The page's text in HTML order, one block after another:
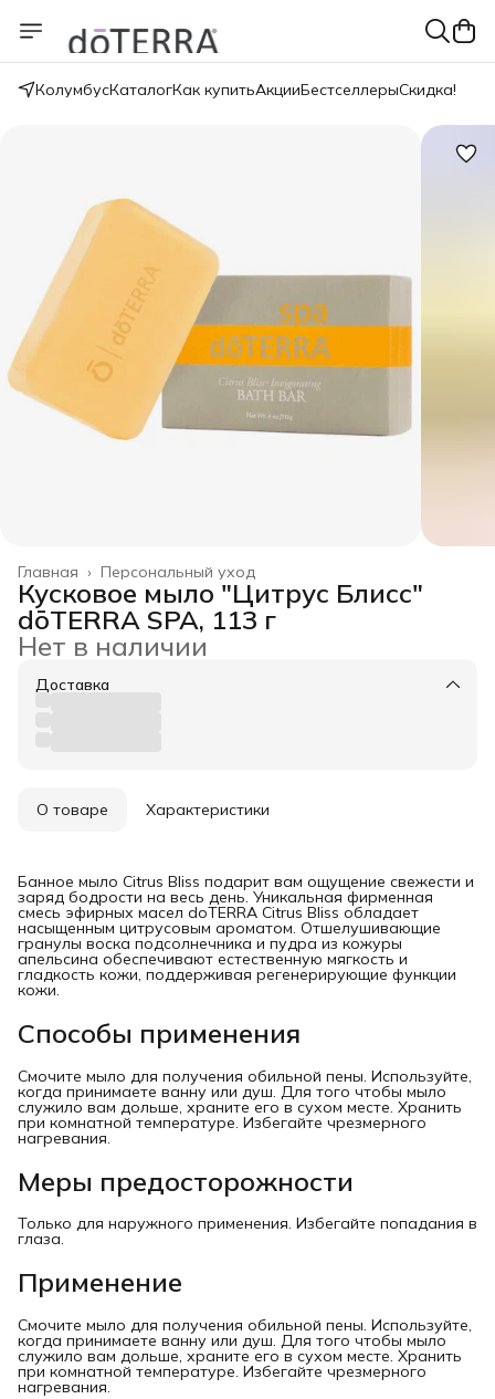
КолумбусКаталогКак купитьАкцииБестселлерыСкидка!
Персональный уход
Главная ›
Кусковое мыло "Цитрус Блисс"
dōTERRA SPA, 113 г
Нет в наличии
Доставка
О товаре Характеристики
Банное мыло Citrus Bliss подарит вам ощущение свежести и
заряд бодрости на весь день. Уникальная фирменная
смесь эфирных масел doTERRA Citrus Bliss обладает
насыщенным цитрусовым ароматом. Отшелушивающие
гранулы воска подсолнечника и пудра из кожуры
апельсина обеспечивают естественную мягкость и
гладкость кожи, поддерживая регенерирующие функции
кожи.
Способы применения
Смочите мыло для получения обильной пены. Используйте,
когда принимаете ванну или душ. Для того чтобы мыло
служило вам дольше, храните его в сухом месте. Хранить
при комнатной температуре. Избегайте чрезмерного
нагревания.
Меры предосторожности
Только для наружного применения. Избегайте попадания в
глаза.
Применение
Смочите мыло для получения обильной пены. Используйте,
когда принимаете ванну или душ. Для того чтобы мыло
служило вам дольше, храните его в сухом месте. Хранить
при комнатной температуре. Избегайте чрезмерного
нагревания.